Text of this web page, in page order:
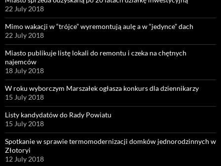
22 July 2018
Mimo wakacji w “trójce” wyremontują aulę a w “jedynce” dach
22 July 2018
Miasto publikuje listę lokali do remontu i czeka na chętnych
najemców
18 July 2018
W roku wyborczym Marszałek ogłasza konkurs dla dziennikarzy
15 July 2018
Listy kandydatów do Rady Powiatu
15 July 2018
Spotkanie w sprawie termomodernizacji domków jednorodzinnych w
Złotoryi
12 July 2018